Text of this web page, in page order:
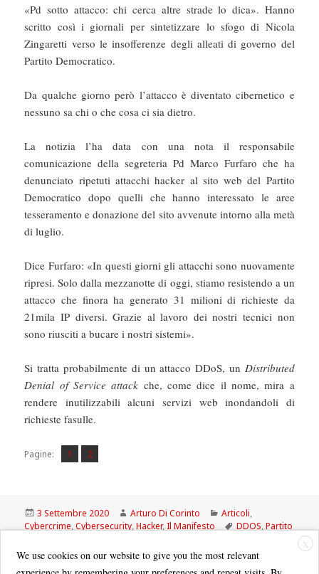
«Pd sotto attacco: chi cerca altre strade lo dica». Hanno
scritto così i giornali per sintetizzare lo sfogo di Nicola
Zingaretti verso le insofferenze degli alleati di governo del
Partito Democratico.
Da qualche giorno però l’attacco è diventato cibernetico e
nessuno sa chi o che cosa ci sia dietro.
La notizia l’ha data con una nota il responsabile
comunicazione della segreteria Pd Marco Furfaro che ha
denunciato ripetuti attacchi hacker al sito web del Partito
Democratico dopo quelli che hanno interessato le aree
tesseramento e donazione del sito avvenute intorno alla metà
di luglio.
Dice Furfaro: «In questi giorni gli attacchi sono nuovamente
ripresi. Solo dalla mezzanotte di oggi, stiamo resistendo a un
attacco che finora ha generato 31 milioni di richieste da
21mila IP diversi. Grazie al lavoro dei nostri tecnici non
sono riusciti a bucare i nostri sistemi».
Si tratta probabilmente di un attacco DDoS, un Distributed
Denial of Service attack che, come dice il nome, mira a
rendere inutilizzabili alcuni servizi web inondandoli di
richieste fasulle.
Pagine: Pagina
1 ,
Pagina
2
Scritto
il
3 Settembre 2020 Autore
Arturo Di Corinto Categorie
Articoli,
Cybercrime,Cybersecurity,Hacker,Il Manifesto Tag
DDOS,Partito
X
We use cookies on our website to give you the most relevant